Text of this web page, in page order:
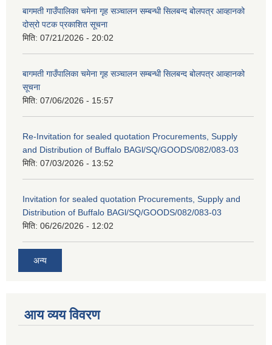
बागमती गाउँपालिका चमेना गृह सञ्चालन सम्बन्धी सिलबन्द बोलपत्र आव्हानको
दोस्रो पटक प्रकाशित सूचना
मिति: 07/21/2026 - 20:02
बागमती गाउँपालिका चमेना गृह सञ्चालन सम्बन्धी सिलबन्द बोलपत्र आव्हानको
सूचना
मिति: 07/06/2026 - 15:57
Re-Invitation for sealed quotation Procurements, Supply
and Distribution of Buffalo BAGl/SQ/GOODS/082/083-03
मिति: 07/03/2026 - 13:52
Invitation for sealed quotation Procurements, Supply and
Distribution of Buffalo BAGl/SQ/GOODS/082/083-03
मिति: 06/26/2026 - 12:02
अन्य
आय व्यय विवरण